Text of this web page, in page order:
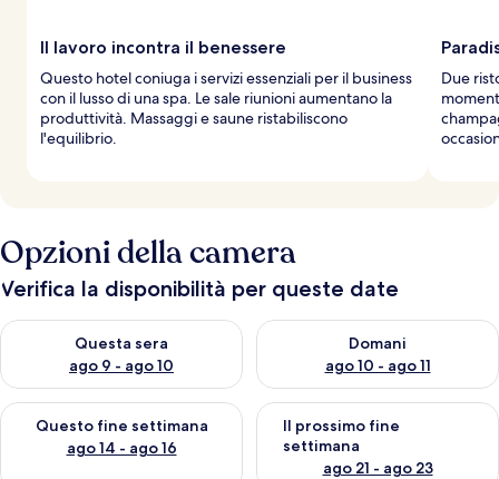
a
t
o
Il lavoro incontra il benessere
Questo hotel coniuga i servizi essenziali per il business
con il lusso di una spa. Le sale riunioni aumentano la
produttività. Massaggi e saune ristabiliscono
l'equilibrio.
Due
Opzioni della camera
Verifica la disponibilità per queste date
Questa sera
ago 9 - ago 10
Verifica la disponibilità per questa sera, ago 9 - ago 10
Domani
ago 10 - ago 11
Verifica la disponibilità per
Questo fine settimana
ago 14 - ago 16
Verifica la disponibilità per questo fine settimana, ago 14 -
Il prossimo fine
settimana
ago 21 - ago 23
Verifica la disponibilità per il